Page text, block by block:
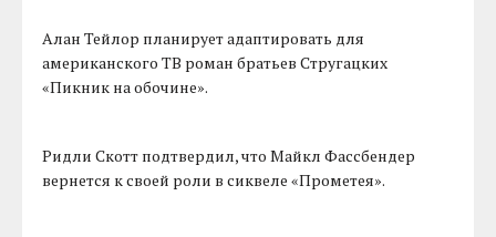
Алан Тейлор планирует адаптировать для
американского ТВ роман братьев Стругацких
«Пикник на обочине».
Ридли Скотт подтвердил, что Майкл Фассбендер
вернется к своей роли в сиквеле «Прометея».